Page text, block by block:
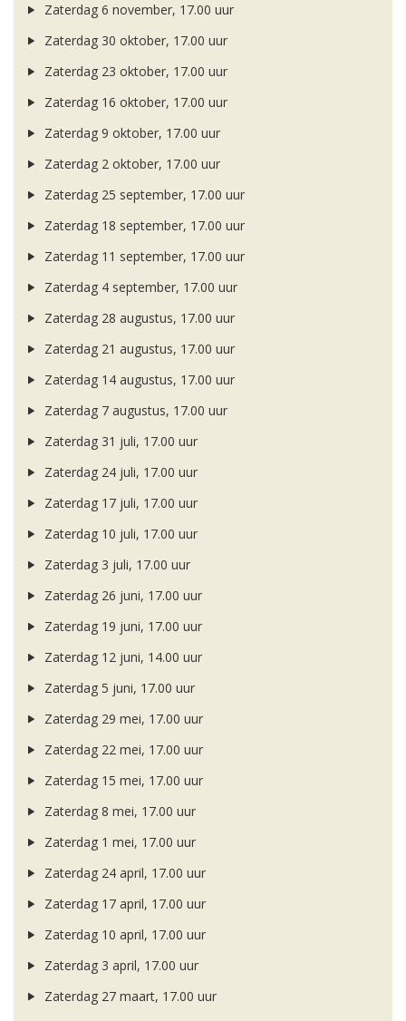
Zaterdag 6 november, 17.00 uur
Zaterdag 30 oktober, 17.00 uur
Zaterdag 23 oktober, 17.00 uur
Zaterdag 16 oktober, 17.00 uur
Zaterdag 9 oktober, 17.00 uur
Zaterdag 2 oktober, 17.00 uur
Zaterdag 25 september, 17.00 uur
Zaterdag 18 september, 17.00 uur
Zaterdag 11 september, 17.00 uur
Zaterdag 4 september, 17.00 uur
Zaterdag 28 augustus, 17.00 uur
Zaterdag 21 augustus, 17.00 uur
Zaterdag 14 augustus, 17.00 uur
Zaterdag 7 augustus, 17.00 uur
Zaterdag 31 juli, 17.00 uur
Zaterdag 24 juli, 17.00 uur
Zaterdag 17 juli, 17.00 uur
Zaterdag 10 juli, 17.00 uur
Zaterdag 3 juli, 17.00 uur
Zaterdag 26 juni, 17.00 uur
Zaterdag 19 juni, 17.00 uur
Zaterdag 12 juni, 14.00 uur
Zaterdag 5 juni, 17.00 uur
Zaterdag 29 mei, 17.00 uur
Zaterdag 22 mei, 17.00 uur
Zaterdag 15 mei, 17.00 uur
Zaterdag 8 mei, 17.00 uur
Zaterdag 1 mei, 17.00 uur
Zaterdag 24 april, 17.00 uur
Zaterdag 17 april, 17.00 uur
Zaterdag 10 april, 17.00 uur
Zaterdag 3 april, 17.00 uur
Zaterdag 27 maart, 17.00 uur